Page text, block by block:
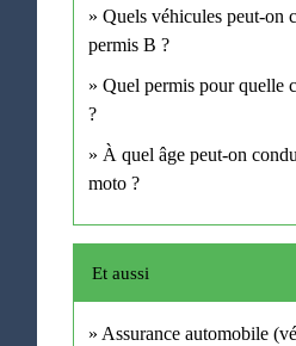
Quels véhicules peut-on
permis B ?
Quel permis pour quelle
?
À quel âge peut-on
moto ?
Et aussi
Assurance automobile